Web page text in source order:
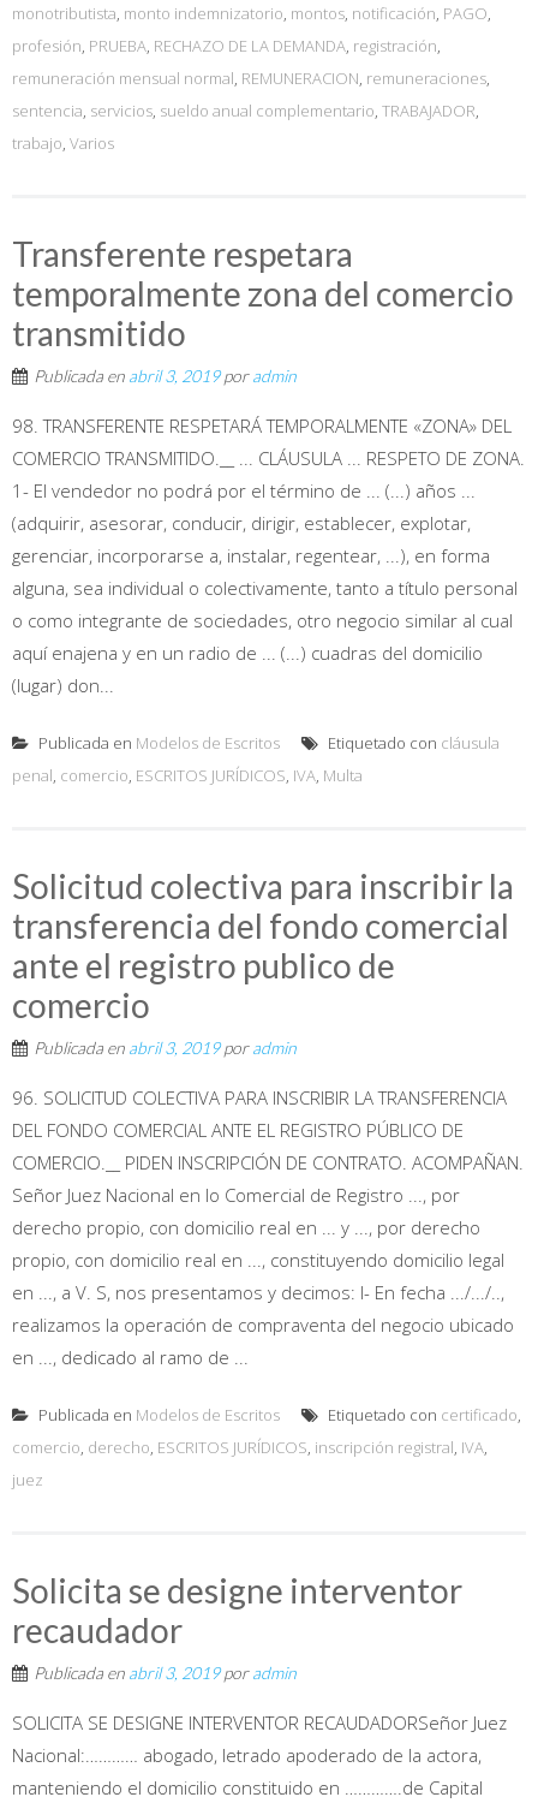
monotributista, monto indemnizatorio, montos, notificación, PAGO,
profesión, PRUEBA, RECHAZO DE LA DEMANDA, registración,
remuneración mensual normal, REMUNERACION, remuneraciones,
sentencia, servicios, sueldo anual complementario, TRABAJADOR,
trabajo, Varios
Transferente respetara
temporalmente zona del comercio
transmitido
Publicada en abril 3, 2019poradmin
98. TRANSFERENTE RESPETARÁ TEMPORALMENTE «ZONA» DEL
COMERCIO TRANSMITIDO.__ ... CLÁUSULA ... RESPETO DE ZONA.
1- El vendedor no podrá por el término de ... (...) años ...
(adquirir, asesorar, conducir, dirigir, establecer, explotar,
gerenciar, incorporarse a, instalar, regentear, ...), en forma
alguna, sea individual o colectivamente, tanto a título personal
o como integrante de sociedades, otro negocio similar al cual
aquí enajena y en un radio de ... (...) cuadras del domicilio
(lugar) don...
Publicada en Modelos de Escritos Etiquetado con cláusula
penal, comercio, ESCRITOS JURÍDICOS, IVA, Multa
Solicitud colectiva para inscribir la
transferencia del fondo comercial
ante el registro publico de
comercio
Publicada en abril 3, 2019poradmin
96. SOLICITUD COLECTIVA PARA INSCRIBIR LA TRANSFERENCIA
DEL FONDO COMERCIAL ANTE EL REGISTRO PÚBLICO DE
COMERCIO.__ PIDEN INSCRIPCIÓN DE CONTRATO. ACOMPAÑAN.
Señor Juez Nacional en lo Comercial de Registro ..., por
derecho propio, con domicilio real en ... y ..., por derecho
propio, con domicilio real en ..., constituyendo domicilio legal
en ..., a V. S, nos presentamos y decimos: I- En fecha .../.../..,
realizamos la operación de compraventa del negocio ubicado
en ..., dedicado al ramo de ...
Publicada en Modelos de Escritos Etiquetado con certificado,
comercio, derecho, ESCRITOS JURÍDICOS, inscripción registral, IVA,
juez
Solicita se designe interventor
recaudador
Publicada en abril 3, 2019poradmin
SOLICITA SE DESIGNE INTERVENTOR RECAUDADORSeñor Juez
Nacional:………… abogado, letrado apoderado de la actora,
manteniendo el domicilio constituido en ………….de Capital